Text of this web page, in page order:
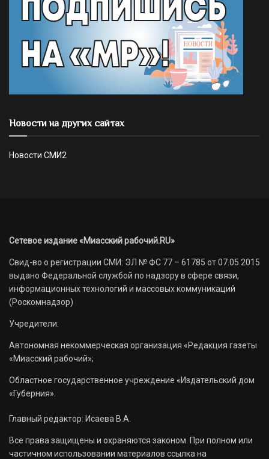
Новости на других сайтах
Новости СМИ2
Сетевое издание «Миасский рабочий.RU»
Свид-во о регистрации СМИ: ЭЛ № ФС 77 – 61785 от 07.05.2015
выдано Федеральной службой по надзору в сфере связи,
информационных технологий и массовых коммуникаций
(Роскомнадзор)
Учредители:
Автономная некоммерческая организация «Редакция газеты
«Миасский рабочий»;
Областное государственное учреждение «Издательский дом
«Губерния».
Главный редактор: Исаева В.А.
Все права защищены и охраняются законом. При полном или
частичном использовании материалов ссылка на